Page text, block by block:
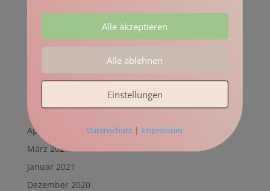
November 2021
August 2021
Mai 2021
April 2021
März 2021
Januar 2021
Dezember 2020
Alle akzeptieren
Alle ablehnen
Einstellungen
Datenschutz | Impressum